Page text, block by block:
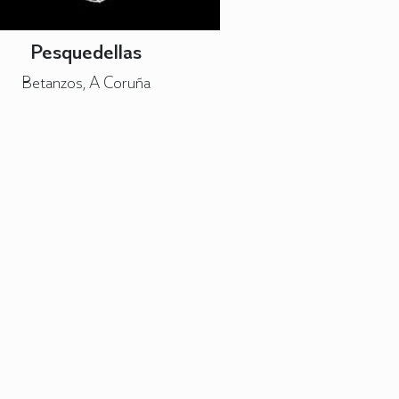
Pesquedellas
Betanzos, A Coruña